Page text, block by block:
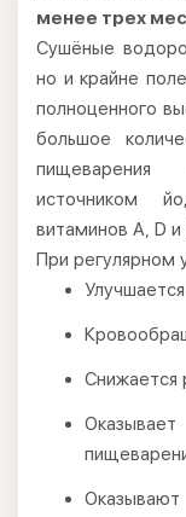
менее трех
Сушёные
но и крайне
полноценного
большое
пищеварения
источником
витаминов А, D и
При регулярном
Снижается